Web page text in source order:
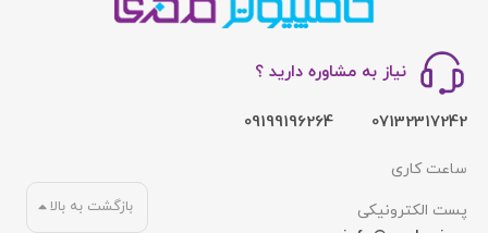
نیاز به مشاوره دارید ؟
07132317242
09199196264
ساعت کاری
پست الکترونیکی
بازگشت به بالا